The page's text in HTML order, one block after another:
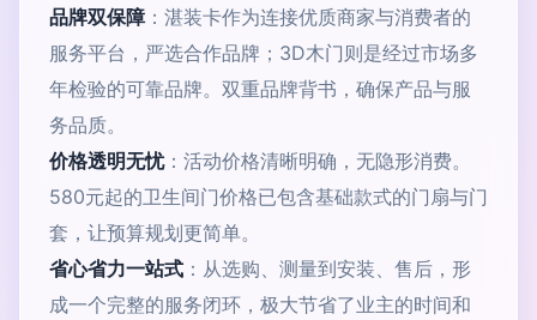
品牌双保障：湛装卡作为连接优质商家与消费者的
服务平台，严选合作品牌；3D木门则是经过市场多
年检验的可靠品牌。双重品牌背书，确保产品与服
务品质。
价格透明无忧：活动价格清晰明确，无隐形消费。
580元起的卫生间门价格已包含基础款式的门扇与门
套，让预算规划更简单。
省心省力一站式 ：从选购、测量到安装、售后，形
成一个完整的服务闭环，极大节省了业主的时间和